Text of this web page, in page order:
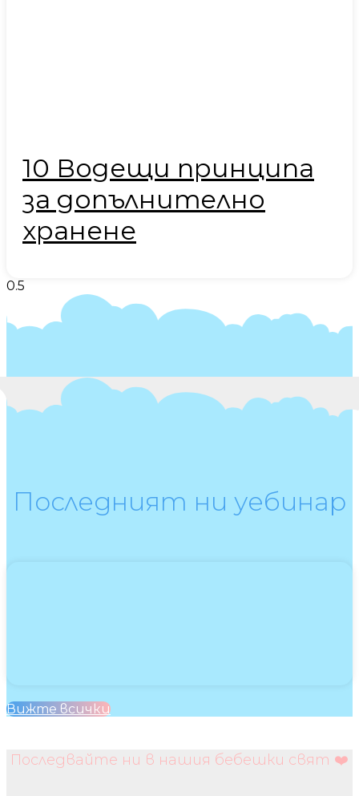
10 Водещи принципа
за допълнително
хранене
Последният ни уебинар
Вижте всички
Последвайте ни в нашия бебешки свят ❤️